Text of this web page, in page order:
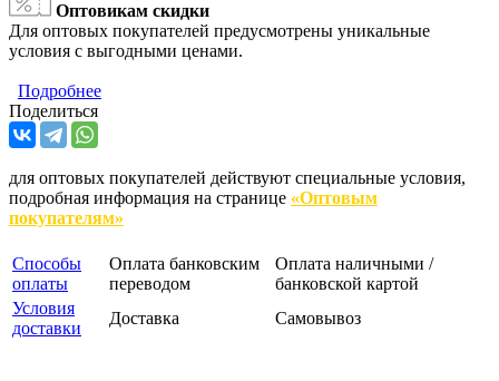
Оптовикам скидки
Для оптовых покупателей предусмотрены уникальные
условия с выгодными ценами.
Подробнее
Поделиться
для оптовых покупателей действуют специальные условия,
подробная информация на странице «Оптовым
покупателям»
Способы
оплаты
Оплата банковским
переводом
Оплата наличными /
банковской картой
Условия
доставки
Доставка Самовывоз